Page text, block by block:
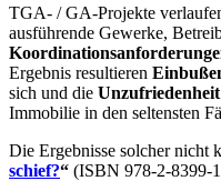
TGA- / GA-Projekte
ausführende Gewerke,
Ergebnis resultieren
sich und die Unzufriedenheit
Immobilie in den seltensten
Die Ergebnisse solcher nicht
schief?“ (ISBN 978-2-8399-